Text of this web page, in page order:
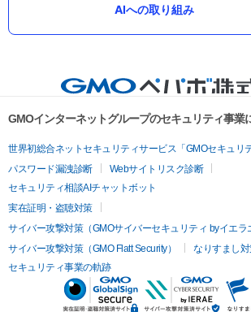
AIへの取り組み
GMOインターネットグループのセキュリティ事業
世界初総合ネットセキュリティサービス「GMOセキュリ
パスワード漏洩診断
Webサイトリスク診断
セキュリティ相談AIチャットボット
実在証明・盗聴対策
サイバー攻撃対策（GMOサイバーセキュリティ byイエラ
サイバー攻撃対策（GMO Flatt Security）
なりすまし
セキュリティ事業の軌跡